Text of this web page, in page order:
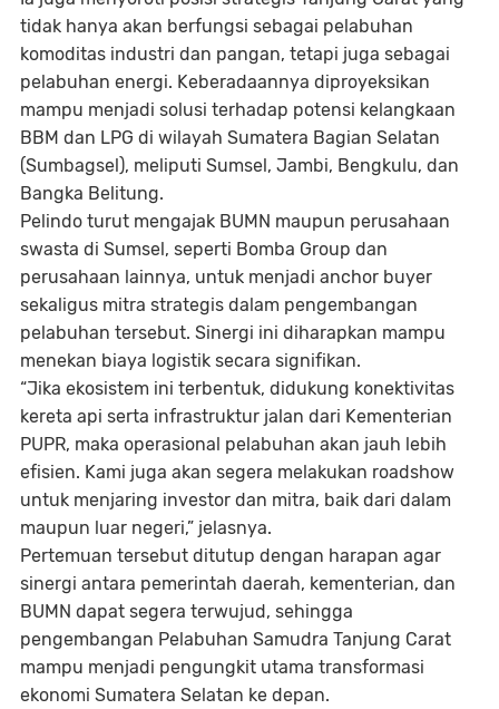
tidak hanya akan berfungsi sebagai pelabuhan
komoditas industri dan pangan, tetapi juga sebagai
pelabuhan energi. Keberadaannya diproyeksikan
mampu menjadi solusi terhadap potensi kelangkaan
BBM dan LPG di wilayah Sumatera Bagian Selatan
(Sumbagsel), meliputi Sumsel, Jambi, Bengkulu, dan
Bangka Belitung.
Pelindo turut mengajak BUMN maupun perusahaan
swasta di Sumsel, seperti Bomba Group dan
perusahaan lainnya, untuk menjadi anchor buyer
sekaligus mitra strategis dalam pengembangan
pelabuhan tersebut. Sinergi ini diharapkan mampu
menekan biaya logistik secara signifikan.
“Jika ekosistem ini terbentuk, didukung konektivitas
kereta api serta infrastruktur jalan dari Kementerian
PUPR, maka operasional pelabuhan akan jauh lebih
efisien. Kami juga akan segera melakukan roadshow
untuk menjaring investor dan mitra, baik dari dalam
maupun luar negeri,” jelasnya.
Pertemuan tersebut ditutup dengan harapan agar
sinergi antara pemerintah daerah, kementerian, dan
BUMN dapat segera terwujud, sehingga
pengembangan Pelabuhan Samudra Tanjung Carat
mampu menjadi pengungkit utama transformasi
ekonomi Sumatera Selatan ke depan.